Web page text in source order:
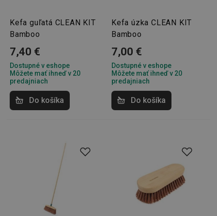
Kefa guľatá CLEAN KIT
Bamboo
7,40 €
Dostupné v eshope
Môžete mať ihneď v 20
predajniach
Do košíka
Kefa úzka CLEAN KIT
Bamboo
7,00 €
Dostupné v eshope
Môžete mať ihneď v 20
predajniach
Do košíka